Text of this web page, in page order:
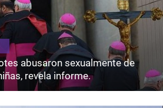
abusaron sexualmente de
revela informe.